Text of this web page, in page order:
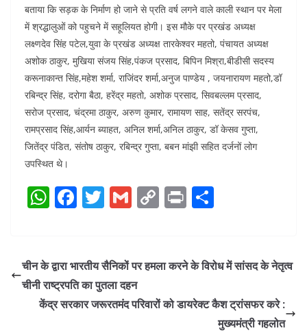
बताया कि सड़क के निर्माण हो जाने से प्रति वर्ष लगने वाले काली स्थान पर मेला
में श्रद्धालुओं को पहुचने में सहूलियत होगी। इस मौके पर प्रखंड अध्यक्ष
लक्ष्णदेव सिंह पटेल,युवा के प्रखंड अध्यक्ष तारकेश्वर महतो, पंचायत अध्यक्ष
अशोक ठाकुर, मुखिया संजय सिंह,पंकज प्रसाद, बिपिन मिश्रा,बीडीसी सदस्य
करूनाकान्त सिंह,महेश शर्मा, राजिंदर शर्मा,अनुज पाण्डेय , जयनारायण महतो,डॉ
रबिन्द्र सिंह, दरोगा बैठा, हरेंद्र महतो, अशोक प्रसाद, सिवबल्लम प्रसाद,
सरोज प्रसाद, चंद्रमा ठाकुर, अरुण कुमार, रामायण साह, सतेंद्र सरपंच,
रामप्रसाद सिंह,आर्यन ब्याहत, अनिल शर्मा,अनिल ठाकुर, डॉ केसव गुप्ता,
जितेंद्र पंडित, संतोष ठाकुर, रबिन्द्र गुप्ता, बबन मांझी सहित दर्जनों लोग
उपस्थित थे।
W
s
A
p
F
e
b
o
T
er
G
l
C
y
n
Pr
e
चीन के द्वारा भारतीय सैनिकों पर हमला करने के विरोध में सांसद के नेतृत्व
चीनी राष्ट्रपति का पुतला दहन
केंद्र सरकार जरूरतमंद परिवारों को डायरेक्ट कैश ट्रांसफर करे :
मुख्यमंत्री गहलोत